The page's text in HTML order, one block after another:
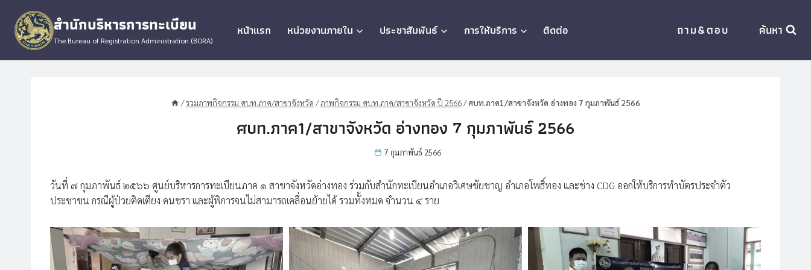
content
สำนักบริหารการทะเบียน
The Bureau of Registration Administration (BORA)
หน้าแรก หน่วยงานภายใน ประชาสัมพันธ์ การให้บริการ ติดต่อ ถาม&ตอบ ค้นหา
/รวมภาพกิจกรรม ศบท.ภาค/สาขาจังหวัด /ภาพกิจกรรม ศบท.ภาค/สาขาจังหวัด ปี 2566/ศบท.ภาค1/สาขาจังหวัด อ่างทอง 7 กุมภาพันธ์ 2566
ศบท.ภาค1/สาขาจังหวัด อ่างทอง 7 กุมภาพันธ์ 2566
7 กุมภาพันธ์ 2566
วันที่ ๗ กุมภาพันธ์ ๒๕๖๖ ศูนย์บริหารการทะเบียนภาค ๑ สาขาจังหวัดอ่างทอง ร่วมกับสำนักทะเบียนอำเภอวิเศษชัยชาญ อำเภอโพธิ์ทอง และช่าง CDG ออกให้บริการทำบัตรประจำตัว
ประชาชน กรณีผู้ป่วยติดเตียง คนชรา และผู้พิการจนไม่สามารถเคลื่อนย้ายได้ รวมทั้งหมด จำนวน ๔ ราย